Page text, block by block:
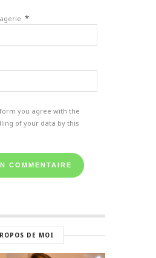
*
you agree with the
of your data by this
DE MOI